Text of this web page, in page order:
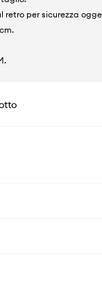
retro per sicurezza